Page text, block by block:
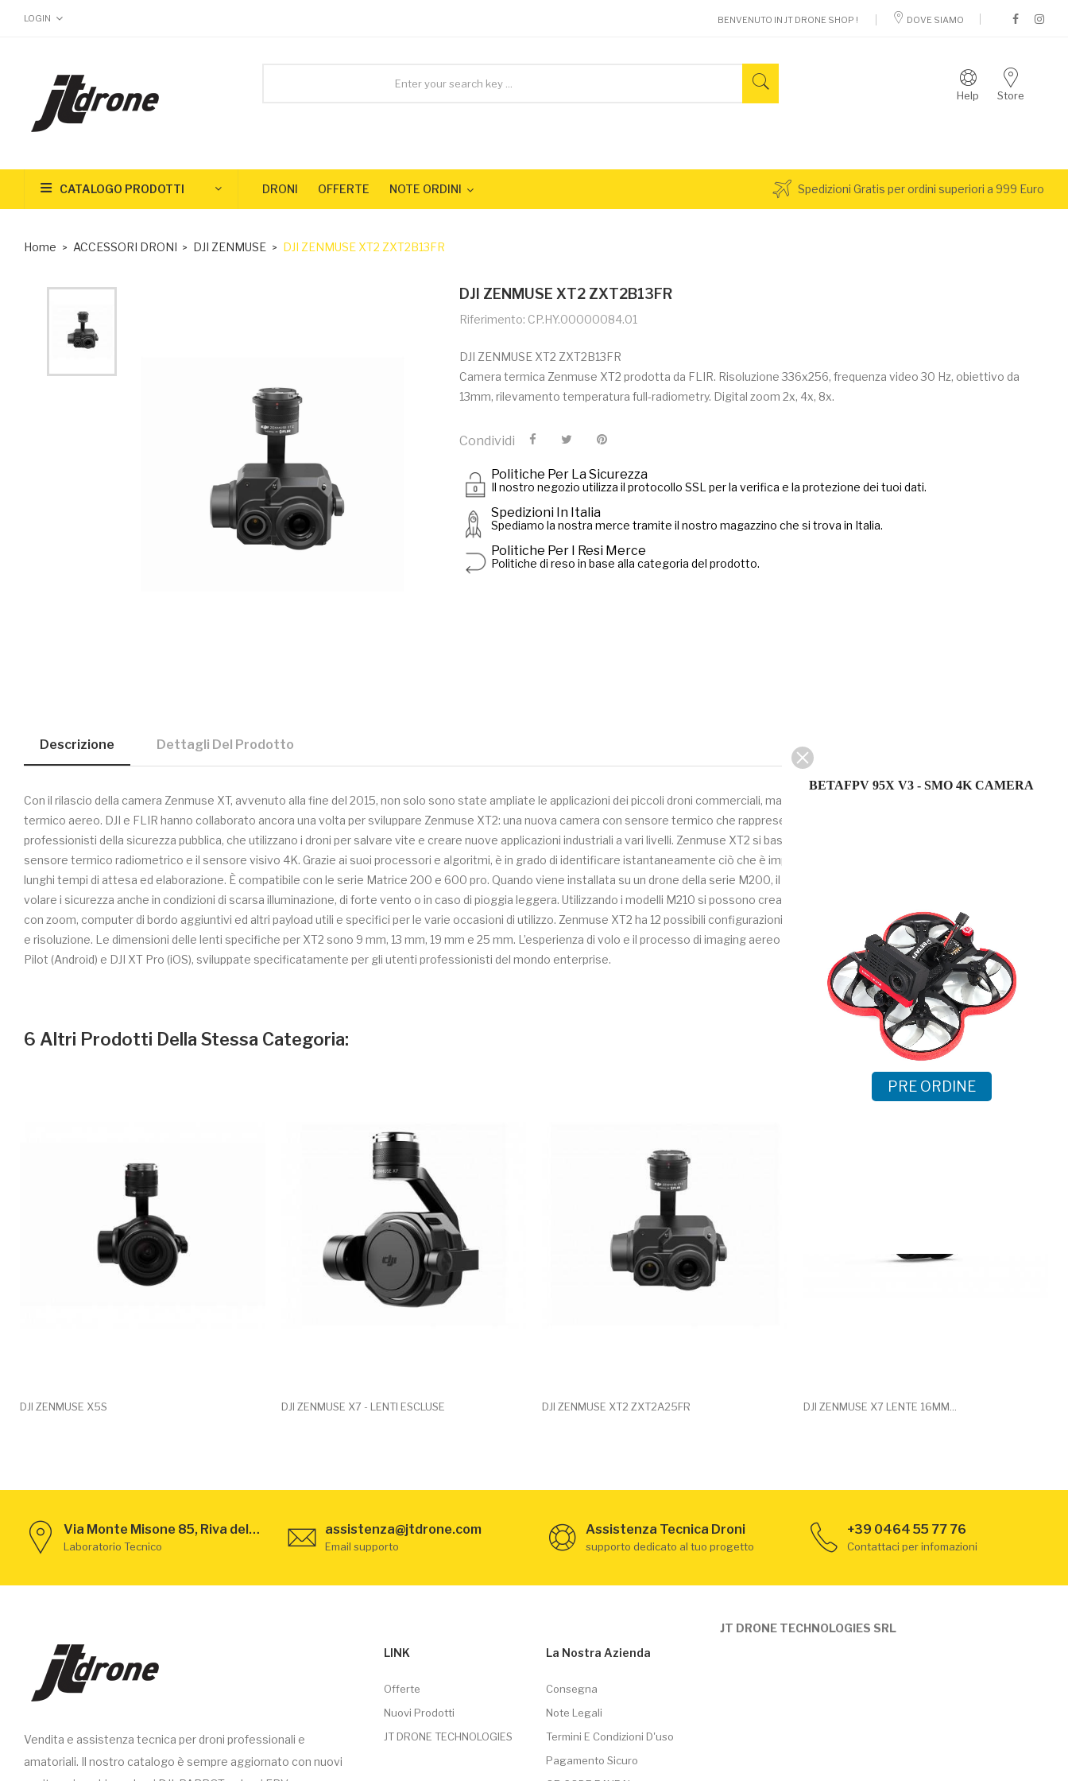
BENVENUTO IN JT DRONE SHOP ! DOVE SIAMO
LOGIN
Help Store
CATALOGO PRODOTTI DRONI OFFERTE NOTE ORDINI Spedizioni Gratis per ordini superiori a 999 Euro
Home ACCESSORI DRONI DJI ZENMUSE DJI ZENMUSE XT2 ZXT2B13FR
DJI ZENMUSE XT2 ZXT2B13FR
Riferimento: CP.HY.00000084.01
DJI ZENMUSE XT2 ZXT2B13FR
Camera termica Zenmuse XT2 prodotta da FLIR. Risoluzione 336x256, frequenza video 30 Hz, obiettivo da
13mm, rilevamento temperatura full-radiometry. Digital zoom 2x, 4x, 8x.
Condividi
Politiche Per La Sicurezza
Il nostro negozio utilizza il protocollo SSL per la verifica e la protezione dei tuoi dati.
Spedizioni In Italia
Spediamo la nostra merce tramite il nostro magazzino che si trova in Italia.
Politiche Per I Resi Merce
Politiche di reso in base alla categoria del prodotto.
Descrizione Dettagli Del Prodotto
Con il rilascio della camera Zenmuse XT, avvenuto alla fine del 2015, non solo sono state ampliate le applicazioni dei piccoli droni commerciali, ma è anche stato fissato uno standard per l'imaging
termico aereo. DJI e FLIR hanno collaborato ancora una volta per sviluppare Zenmuse XT2: una nuova camera con sensore termico che rappresenta un significativo passo in avanti per i
professionisti della sicurezza pubblica, che utilizzano i droni per salvare vite e creare nuove applicazioni industriali a vari livelli. Zenmuse XT2 si basa su un design a doppio sensore, che concilia il
sensore termico radiometrico e il sensore visivo 4K. Grazie ai suoi processori e algoritmi, è in grado di identificare istantaneamente ciò che è importante nell’area interessata, evitando così
lunghi tempi di attesa ed elaborazione. È compatibile con le serie Matrice 200 e 600 pro. Quando viene installata su un drone della serie M200, il pilota ottiene una soluzione che gli permette di
volare i sicurezza anche in condizioni di scarsa illuminazione, di forte vento o in caso di pioggia leggera. Utilizzando i modelli M210 si possono creare diverse soluzioni, aggiungendo telecamere
con zoom, computer di bordo aggiuntivi ed altri payload utili e specifici per le varie occasioni di utilizzo. Zenmuse XT2 ha 12 possibili configurazioni, in base alla dimensione degli obiettivi, frame rate
e risoluzione. Le dimensioni delle lenti specifiche per XT2 sono 9 mm, 13 mm, 19 mm e 25 mm. L’esperienza di volo e il processo di imaging aereo acquisite con XT2 sono assistite dalle app DJI
Pilot (Android) e DJI XT Pro (iOS), sviluppate specificatamente per gli utenti professionisti del mondo enterprise.
6 Altri Prodotti Della Stessa Categoria:
DJI ZENMUSE X5S DJI ZENMUSE X7 - LENTI ESCLUSE DJI ZENMUSE XT2 ZXT2A25FR DJI ZENMUSE X7 LENTE 16MM...
Via Monte Misone 85, Riva del Garda - TN
Laboratorio Tecnico
assistenza@jtdrone.com
Email supporto
Assistenza Tecnica Droni
supporto dedicato al tuo progetto
+39 0464 55 77 76
Contattaci per infomazioni
Vendita e assistenza tecnica per droni professionali e
amatoriali. Il nostro catalogo è sempre aggiornato con nuovi
LINK
Offerte
Nuovi Prodotti
JT DRONE TECHNOLOGIES
La Nostra Azienda
Consegna
Note Legali
Termini E Condizioni D'uso
Pagamento Sicuro
JT DRONE TECHNOLOGIES SRL
BETAFPV 95X V3 - SMO 4K CAMERA
PRE ORDINE